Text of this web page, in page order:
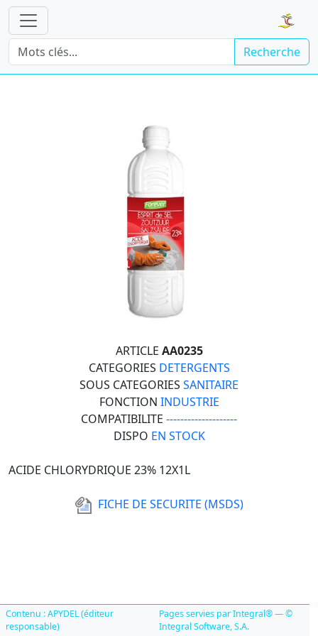
Recherche
ARTICLE AA0235
CATEGORIES DETERGENTS
SOUS CATEGORIES SANITAIRE
FONCTION INDUSTRIE
COMPATIBILITE --------------------
DISPO EN STOCK
ACIDE CHLORYDRIQUE 23% 12X1L
FICHE DE SECURITE (MSDS)
Contenu : APYDEL (éditeur
responsable)
Pages servies par Integral® — ©
Integral Software, S.A.